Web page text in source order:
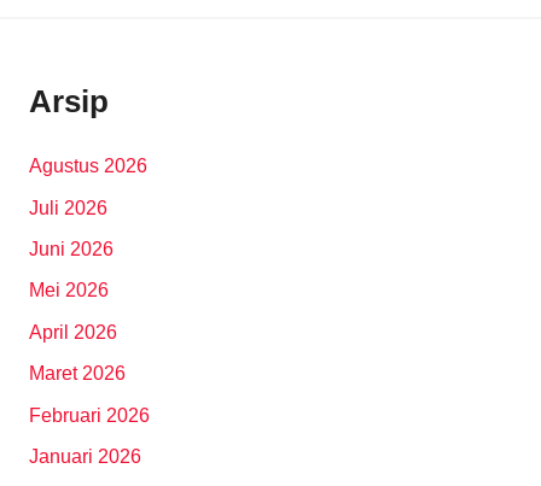
Arsip
Agustus 2026
Juli 2026
Juni 2026
Mei 2026
April 2026
Maret 2026
Februari 2026
Januari 2026